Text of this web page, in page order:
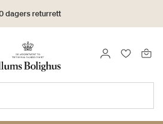
dagers returrett
LOGG INN